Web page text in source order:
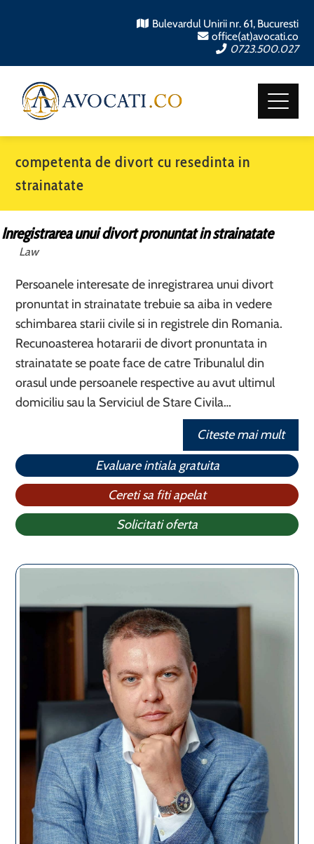
Bulevardul Unirii nr. 61, Bucuresti
office(at)avocati.co
0723.500.027
competenta de divort cu resedinta in
strainatate
Inregistrarea unui divort pronuntat in strainatate
Law
Persoanele interesate de inregistrarea unui divort
pronuntat in strainatate trebuie sa aiba in vedere
schimbarea starii civile si in registrele din Romania.
Recunoasterea hotararii de divort pronuntata in
strainatate se poate face de catre Tribunalul din
orasul unde persoanele respective au avut ultimul
domiciliu sau la Serviciul de Stare Civila…
Citeste mai mult
Evaluare intiala gratuita
Cereti sa fiti apelat
Solicitati oferta